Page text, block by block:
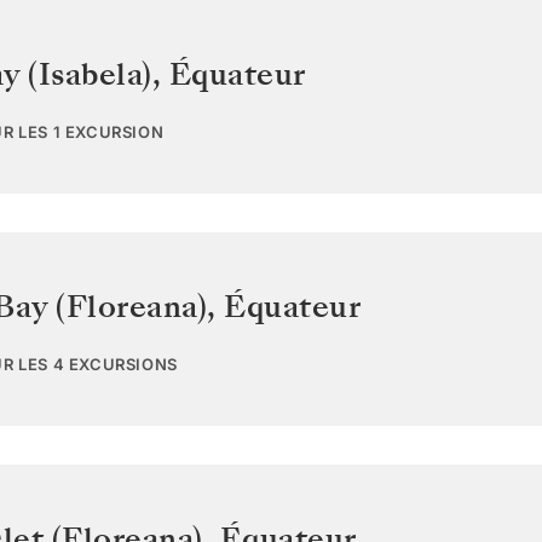
(Isabela), Équateur
LES 1 EXCURSION
(Floreana), Équateur
LES 4 EXCURSIONS